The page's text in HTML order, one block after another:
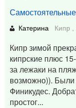
Катерина Кипр ,
Кипр зимой
кипрские плюс
за лежаки на
возможно)).
Финикудес.
простог...